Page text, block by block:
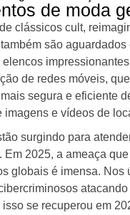
de moda
clássicos cult,
são
de redes móveis,
segura e eficiente
e vídeos de
surgindo para
2025, a ameaça
globais é imensa. Nos
se recuperou em